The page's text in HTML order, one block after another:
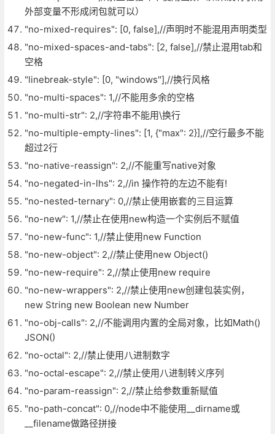
外部变量不形成闭包就可以）
"no-mixed-requires": [0, false],//声明时不能混用声明类型
"no-mixed-spaces-and-tabs": [2, false],//禁止混用tab和
空格
"linebreak-style": [0, "windows"],//换行风格
"no-multi-spaces": 1,//不能用多余的空格
"no-multi-str": 2,//字符串不能用\换行
"no-multiple-empty-lines": [1, {"max": 2}],//空行最多不能
超过2行
"no-native-reassign": 2,//不能重写native对象
"no-negated-in-lhs": 2,//in 操作符的左边不能有!
"no-nested-ternary": 0,//禁止使用嵌套的三目运算
"no-new": 1,//禁止在使用new构造一个实例后不赋值
"no-new-func": 1,//禁止使用new Function
"no-new-object": 2,//禁止使用new Object()
"no-new-require": 2,//禁止使用new require
"no-new-wrappers": 2,//禁止使用new创建包装实例，
new String new Boolean new Number
"no-obj-calls": 2,//不能调用内置的全局对象，比如Math()
JSON()
"no-octal": 2,//禁止使用八进制数字
"no-octal-escape": 2,//禁止使用八进制转义序列
"no-param-reassign": 2,//禁止给参数重新赋值
"no-path-concat": 0,//node中不能使用__dirname或
__filename做路径拼接